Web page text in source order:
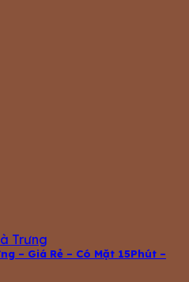
– Giá Rẻ – Có Mặt 15Phút –